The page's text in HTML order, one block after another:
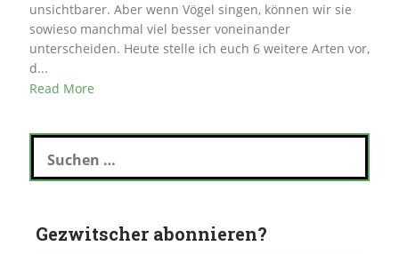
unsichtbarer. Aber wenn Vögel singen, können wir sie
sowieso manchmal viel besser voneinander
unterscheiden. Heute stelle ich euch 6 weitere Arten vor,
d...
Read More
Suchen
nach:
Gezwitscher abonnieren?